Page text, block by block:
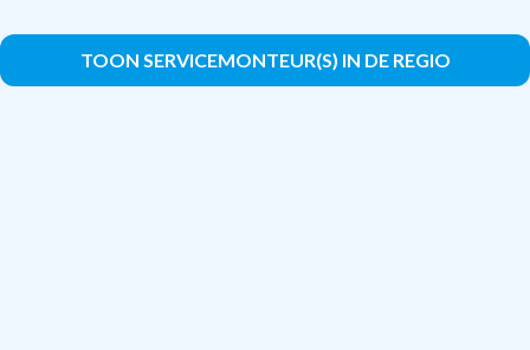
TOON SERVICEMONTEUR(S) IN DE REGIO